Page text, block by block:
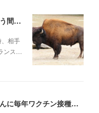
ネイティブアメリカンが、あっという間に滅ぼされていった理由
相手
ンス…
再び。日本ではワンちゃん、猫ちゃんに毎年ワクチン接種を行うべき理由